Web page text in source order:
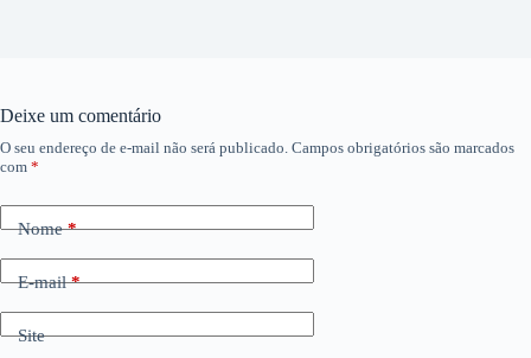
Deixe um comentário
O seu endereço de e-mail não será publicado. Campos obrigatórios são marcados
com *
Nome*
E-mail*
Site